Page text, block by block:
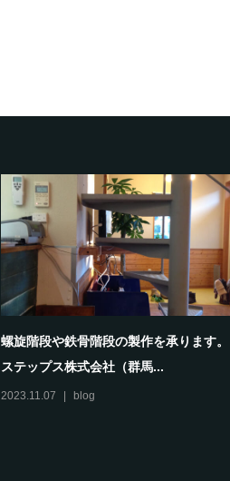
螺旋階段や鉄骨階段の製作を承ります。
ステップス株式会社（群馬...
2023.11.07 blog